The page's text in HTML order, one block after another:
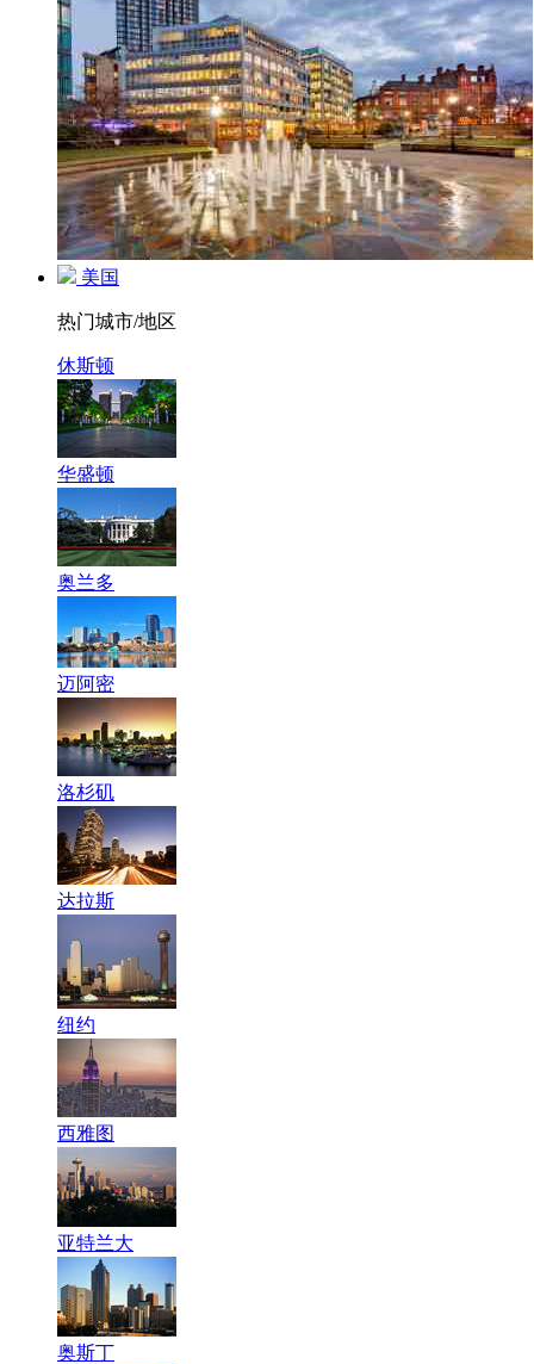
美国
热门城市/地区
休斯顿
华盛顿
奥兰多
迈阿密
洛杉矶
达拉斯
纽约
西雅图
亚特兰大
奥斯丁